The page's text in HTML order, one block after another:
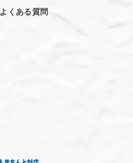
よくある質問